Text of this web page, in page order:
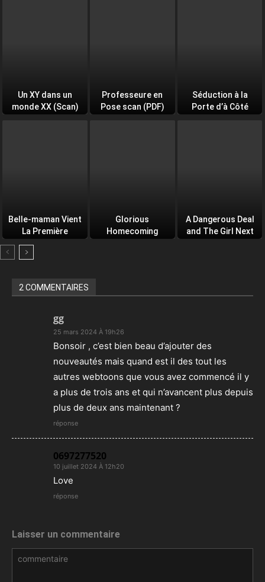
Un XY dans un
monde XX (Scan)
Professeure en
Pose scan (PDF)
Séduction à la
Porte d’à Côté
Belle-maman Vient
La Première
Glorious
Homecoming
A Dangerous Deal
and The Girl Next
2 COMMENTAIRES
gg
25 mars 2024 À 19h26
Bonsoir , c’est bien beau d’ajouter des
nouveautés mais quand est il des tout les
autres webtoons que vous avez commencé il y
a plus de trois ans et qui n’avancent plus depuis
plus de deux ans maintenant ?
réponse
0697277520
10 juillet 2024 À 12h20
Love
réponse
Laisser un commentaire